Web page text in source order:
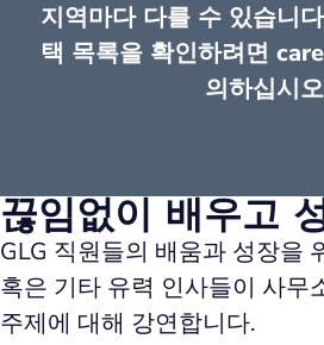
지역마다 다를 수 있습니
택 목록을 확인하려면
의하십시
끊임없이 배우고
GLG 직원들의 배움과 성장을
혹은 기타 유력 인사들이 사무
주제에 대해 강연합니다.